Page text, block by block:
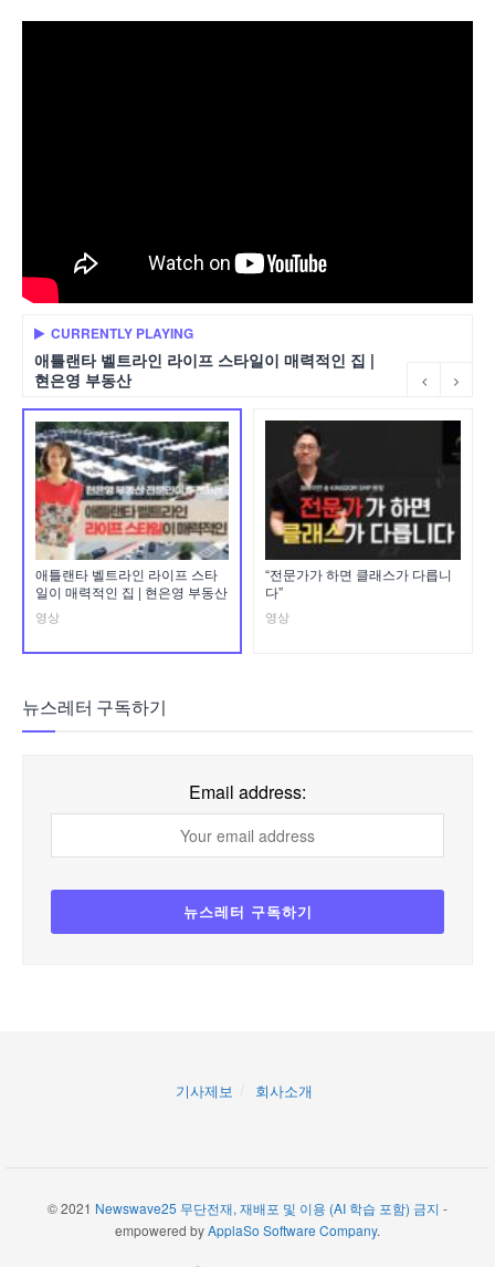
CURRENTLY PLAYING
애틀랜타 벨트라인 라이프 스타일이 매력적인 집 |
현은영 부동산
애틀랜타 벨트라인 라이프 스타
일이 매력적인 집 | 현은영 부동산
영상
“전문가가 하면 클래스가 다릅니
다”
영상
뉴스레터 구독하기
Email address:
기사제보 회사소개
© 2021 Newswave25 무단전재, 재배포 및 이용 (AI 학습 포함) 금지 -
empowered byApplaSo Software Company.